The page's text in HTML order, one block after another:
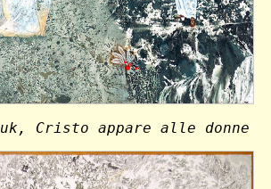
Cristo appare alle donne